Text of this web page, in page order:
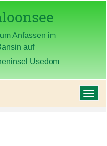
Anfassen im
auf
Usedom